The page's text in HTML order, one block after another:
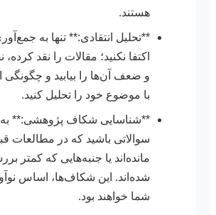
هستند.
**تحلیل انتقادی:** تنها به
اکتفا نکنید؛ مقالات را نقد
و ضعف آن‌ها را بیابید و چگونگی
با موضوع خود را تحلیل کنید.
**شناسایی شکاف پژوهشی:** به
سوالاتی باشید که در مطالعات
مانده‌اند یا جنبه‌هایی که کمتر
شده‌اند. این شکاف‌ها، اساس
شما خواهند بود.